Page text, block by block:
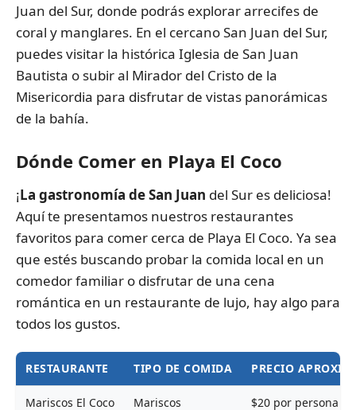
Juan del Sur, donde podrás explorar arrecifes de
coral y manglares. En el cercano San Juan del Sur,
puedes visitar la histórica Iglesia de San Juan
Bautista o subir al Mirador del Cristo de la
Misericordia para disfrutar de vistas panorámicas
de la bahía.
Dónde Comer en Playa El Coco
¡La gastronomía de San Juan del Sur es deliciosa!
Aquí te presentamos nuestros restaurantes
favoritos para comer cerca de Playa El Coco. Ya sea
que estés buscando probar la comida local en un
comedor familiar o disfrutar de una cena
romántica en un restaurante de lujo, hay algo para
todos los gustos.
RESTAURANTE TIPO DE COMIDA PRECIO
Mariscos El Coco Mariscos $20 por persona